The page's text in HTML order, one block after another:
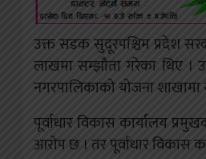
उक्त सडक सुदूरपश्चिम प्रदेश
लाखमा सम्झौता गरेका थिए ।
नगरपालिकाको योजना शाखामा
पूर्वाधार विकास कार्यालय
आरोप छ । तर पूर्वाधार विकास